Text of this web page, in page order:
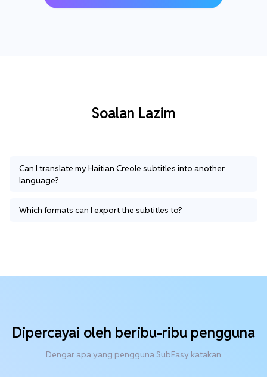
Soalan Lazim
Can I translate my Haitian Creole subtitles into another
language?
Which formats can I export the subtitles to?
Dipercayai oleh beribu-ribu pengguna
Dengar apa yang pengguna SubEasy katakan